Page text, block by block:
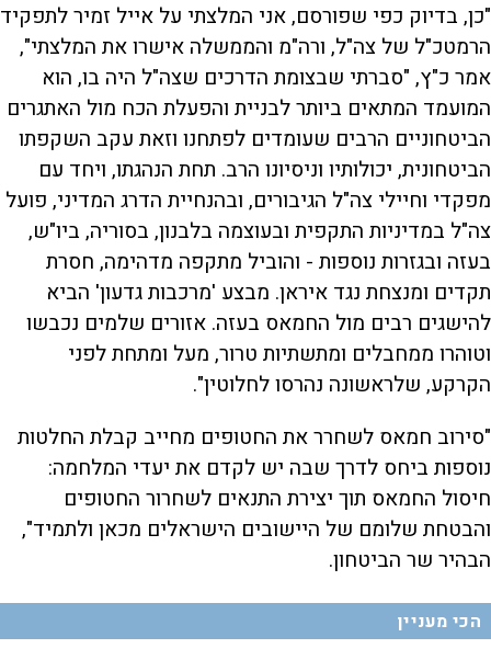
"כן, בדיוק כפי שפורסם, אני המלצתי על אייל זמיר לתפקיד
הרמטכ"ל של צה"ל, ורה"מ והממשלה אישרו את המלצתי",
אמר כ"ץ, "סברתי שבצומת הדרכים שצה"ל היה בו, הוא
המועמד המתאים ביותר לבניית והפעלת הכח מול האתגרים
הביטחוניים הרבים שעומדים לפתחנו וזאת עקב השקפתו
הביטחונית, יכולותיו וניסיונו הרב. תחת הנהגתו, ויחד עם
מפקדי וחיילי צה"ל הגיבורים, ובהנחיית הדרג המדיני, פועל
צה"ל במדיניות התקפית ובעוצמה בלבנון, בסוריה, ביו"ש,
בעזה ובגזרות נוספות - והוביל מתקפה מדהימה, חסרת
תקדים ומנצחת נגד איראן. מבצע 'מרכבות גדעון' הביא
להישגים רבים מול החמאס בעזה. אזורים שלמים נכבשו
וטוהרו ממחבלים ומתשתיות טרור, מעל ומתחת לפני
הקרקע, שלראשונה נהרסו לחלוטין".
"סירוב חמאס לשחרר את החטופים מחייב קבלת החלטות
נוספות ביחס לדרך שבה יש לקדם את יעדי המלחמה:
חיסול החמאס תוך יצירת התנאים לשחרור החטופים
והבטחת שלומם של היישובים הישראלים מכאן ולתמיד",
הבהיר שר הביטחון.
הכי מעניין